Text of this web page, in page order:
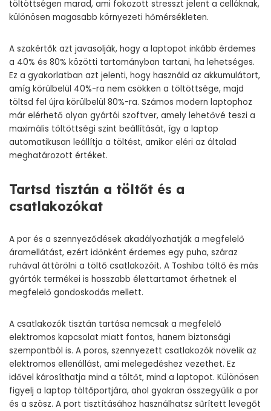
töltöttségen marad, ami fokozott stresszt jelent a celláknak,
különösen magasabb környezeti hőmérsékleten.
A szakértők azt javasolják, hogy a laptopot inkább érdemes
a 40% és 80% közötti tartományban tartani, ha lehetséges.
Ez a gyakorlatban azt jelenti, hogy használd az akkumulátort,
amíg körülbelül 40%-ra nem csökken a töltöttsége, majd
töltsd fel újra körülbelül 80%-ra. Számos modern laptophoz
már elérhető olyan gyártói szoftver, amely lehetővé teszi a
maximális töltöttségi szint beállítását, így a laptop
automatikusan leállítja a töltést, amikor eléri az általad
meghatározott értéket.
Tartsd tisztán a töltőt és a
csatlakozókat
A por és a szennyeződések akadályozhatják a megfelelő
áramellátást, ezért időnként érdemes egy puha, száraz
ruhával áttörölni a töltő csatlakozóit. A Toshiba töltő és más
gyártók termékei is hosszabb élettartamot érhetnek el
megfelelő gondoskodás mellett.
A csatlakozók tisztán tartása nemcsak a megfelelő
elektromos kapcsolat miatt fontos, hanem biztonsági
szempontból is. A poros, szennyezett csatlakozók növelik az
elektromos ellenállást, ami melegedéshez vezethet. Ez
idővel károsíthatja mind a töltőt, mind a laptopot. Különösen
figyelj a laptop töltőportjára, ahol gyakran összegyűlik a por
és a szösz. A port tisztításához használhatsz sűrített levegőt